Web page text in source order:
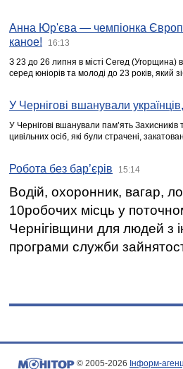
Анна Юр'єва — чемпіонка
каное!
16:13
З 23 до 26 липня в місті Сегед (Угорщина)
серед юніорів та молоді до 23 років, який
У Чернігові вшанували
У Чернігові вшанували пам’ять
цивільних осіб, які були страчені,
Робота без бар’єрів 15:14
Водій, охоронник, вагар,
10робочих місць у
Чернігівщини для людей з
програми служби
© 2005-2026 Інформ-